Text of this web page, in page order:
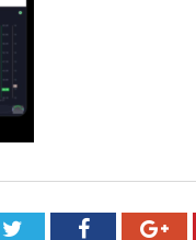
TwitterFacebook